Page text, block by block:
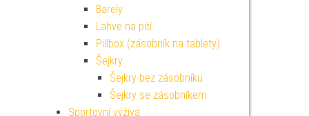
Barely
Lahve na pití
Pillbox (zásobník na tablety)
Šejkry
Šejkry bez zásobníku
Šejkry se zásobníkem
Sportovní výživa